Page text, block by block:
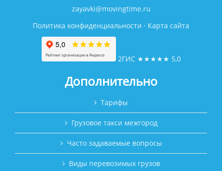
zayavki@movingtime.ru
Политика конфиденциальности · Карта сайта
2ГИС ★★★★★ 5,0
Дополнительно
Тарифы
Грузовое такси межгород
Часто задаваемые вопросы
Виды перевозимых грузов